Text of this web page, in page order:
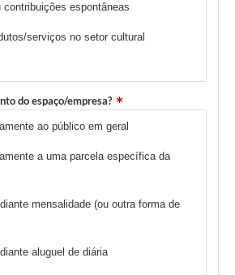
contribuições espontâneas
serviços no setor cultural
do espaço/empresa?
ao público em geral
a uma parcela específica da
mensalidade (ou outra forma de
aluguel de diária